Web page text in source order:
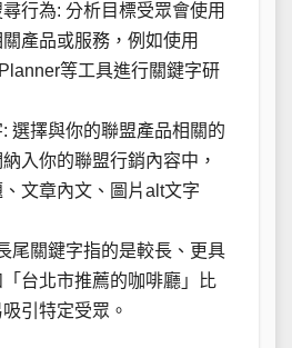
行為: 分析目標受眾會使用
產品或服務，例如使用
等工具進行關鍵字研
選擇與你的聯盟產品相關的
入你的聯盟行銷內容中，
文章內文、圖片alt文字
尾關鍵字指的是較長、更具
台北市推薦的咖啡廳」比
引特定受眾。